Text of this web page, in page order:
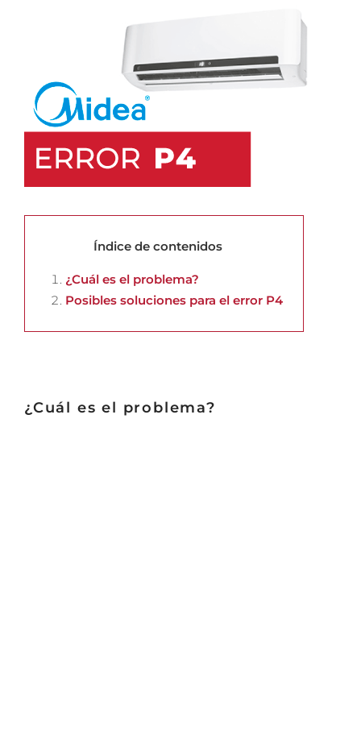
Índice de contenidos
¿Cuál es el problema?
Posibles soluciones para el error P4
¿Cuál es el problema?